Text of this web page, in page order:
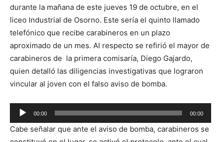
durante la mañana de este jueves 19 de octubre, en el
liceo Industrial de Osorno. Este sería el quinto llamado
telefónico que recibe carabineros en un plazo
aproximado de un mes. Al respecto se refirió el mayor de
carabineros de la primera comisaría, Diego Gajardo,
quien detalló las diligencias investigativas que lograron
vincular al joven con el falso aviso de bomba.
Reproductor
de
00:00 00:00
Cabe señalar que ante el aviso de bomba, carabineros se